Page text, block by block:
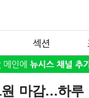
섹션
원 마감…하루